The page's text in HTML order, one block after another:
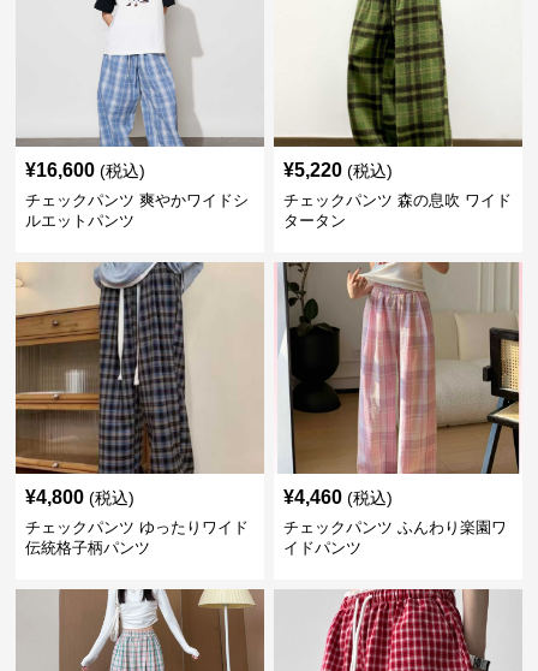
¥16,600 (税込)
チェックパンツ 爽やかワイドシ
ルエットパンツ
¥5,220 (税込)
チェックパンツ 森の息吹 ワイド
タータン
¥4,800 (税込)
チェックパンツ ゆったりワイド
伝統格子柄パンツ
¥4,460 (税込)
チェックパンツ ふんわり楽園ワ
イドパンツ